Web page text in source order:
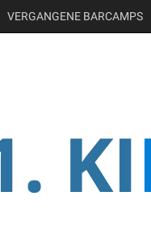
VERGANGENE BARCAMPS